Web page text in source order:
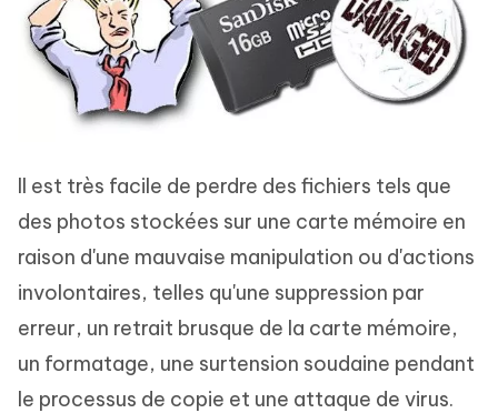
Il est très facile de perdre des fichiers tels que
des photos stockées sur une carte mémoire en
raison d'une mauvaise manipulation ou d'actions
involontaires, telles qu'une suppression par
erreur, un retrait brusque de la carte mémoire,
un formatage, une surtension soudaine pendant
le processus de copie et une attaque de virus.